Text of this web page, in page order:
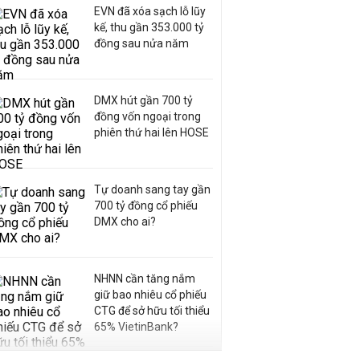
EVN đã xóa sạch lỗ lũy
kế, thu gần 353.000 tỷ
đồng sau nửa năm
DMX hút gần 700 tỷ
đồng vốn ngoại trong
phiên thứ hai lên HOSE
Tự doanh sang tay gần
700 tỷ đồng cổ phiếu
DMX cho ai?
NHNN cần tăng nắm
giữ bao nhiêu cổ phiếu
CTG để sở hữu tối thiểu
65% VietinBank?